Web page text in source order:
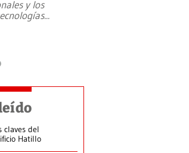
y los
...
claves del
Hatillo